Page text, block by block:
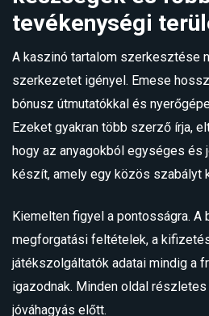
tevékenységi
A kaszinó tartalom szerkesztése
szerkezetet igényel. Emese
bónusz útmutatókkal és
Ezeket gyakran több szerző írja,
hogy az anyagokból egységes
készít, amely egy közös szabályt
Kiemelten figyel a pontosságra. A
megforgatási feltételek, a
játékszolgáltatók adatai mindig a
igazodnak. Minden oldal
jóváhagyás előtt.